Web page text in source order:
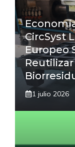
CircSyst
Europeo
1 julio 2026